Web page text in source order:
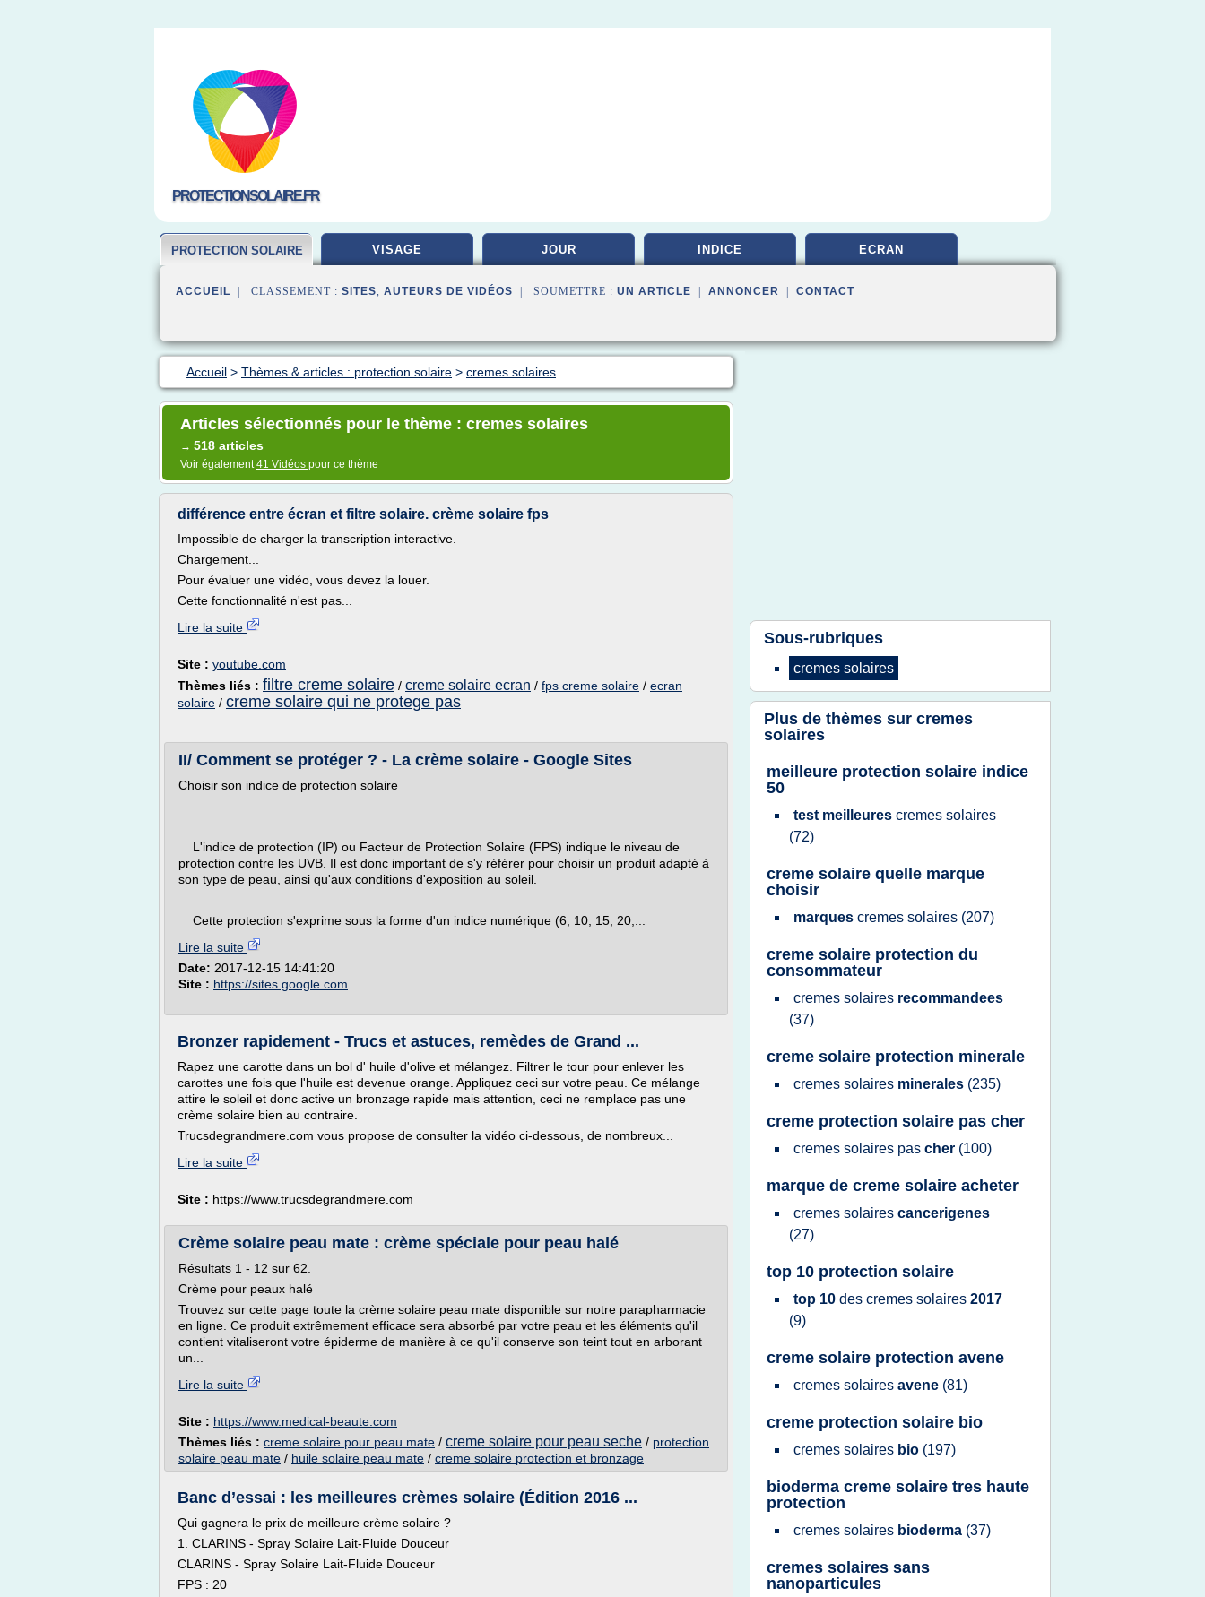
PROTECTIONSOLAIRE.FR
PROTECTION SOLAIRE VISAGE JOUR INDICE ECRAN
ACCUEIL | CLASSEMENT : SITES, AUTEURS DE VIDÉOS | SOUMETTRE : UN ARTICLE ANNONCER CONTACT
Accueil > Thèmes & articles : protection solaire > cremes solaires
Articles sélectionnés pour le thème : cremes solaires
→ 518 articles
Voir également41 Vidéos pour ce thème
différence entre écran et filtre solaire. crème solaire fps
Impossible de charger la transcription interactive.
Chargement...
Pour évaluer une vidéo, vous devez la louer.
Cette fonctionnalité n'est pas...
Lire la suite
Site : youtube.com
Thèmes liés : filtre creme solaire / creme solaire ecran / fps creme solaire / ecran
solaire / creme solaire qui ne protege pas
II/ Comment se protéger ? - La crème solaire - Google Sites
Choisir son indice de protection solaire
L'indice de protection (IP) ou Facteur de Protection Solaire (FPS) indique le niveau de
protection contre les UVB. Il est donc important de s'y référer pour choisir un produit adapté à
son type de peau, ainsi qu'aux conditions d'exposition au soleil.
Cette protection s'exprime sous la forme d'un indice numérique (6, 10, 15, 20,...
Lire la suite
Date: 2017-12-15 14:41:20
Site : https://sites.google.com
Bronzer rapidement - Trucs et astuces, remèdes de Grand ...
Rapez une carotte dans un bol d' huile d'olive et mélangez. Filtrer le tour pour enlever les
carottes une fois que l'huile est devenue orange. Appliquez ceci sur votre peau. Ce mélange
attire le soleil et donc active un bronzage rapide mais attention, ceci ne remplace pas une
crème solaire bien au contraire.
Trucsdegrandmere.com vous propose de consulter la vidéo ci-dessous, de nombreux...
Lire la suite
Site : https://www.trucsdegrandmere.com
Crème solaire peau mate : crème spéciale pour peau halé
Résultats 1 - 12 sur 62.
Crème pour peaux halé
Trouvez sur cette page toute la crème solaire peau mate disponible sur notre parapharmacie
en ligne. Ce produit extrêmement efficace sera absorbé par votre peau et les éléments qu'il
contient vitaliseront votre épiderme de manière à ce qu'il conserve son teint tout en arborant
un...
Lire la suite
Site : https://www.medical-beaute.com
Thèmes liés : creme solaire pour peau mate / creme solaire pour peau seche / protection
solaire peau mate / huile solaire peau mate / creme solaire protection et bronzage
Banc d’essai : les meilleures crèmes solaire (Édition 2016 ...
Qui gagnera le prix de meilleure crème solaire ?
1. CLARINS - Spray Solaire Lait-Fluide Douceur
CLARINS - Spray Solaire Lait-Fluide Douceur
FPS : 20
Sous-rubriques
cremes solaires
Plus de thèmes sur cremes
solaires
meilleure protection solaire indice
50
test meilleures cremes solaires
(72)
creme solaire quelle marque
choisir
marques cremes solaires (207)
creme solaire protection du
consommateur
cremes solaires recommandees
(37)
creme solaire protection minerale
cremes solaires minerales (235)
creme protection solaire pas cher
cremes solaires pas cher (100)
marque de creme solaire acheter
cremes solaires cancerigenes
(27)
top 10 protection solaire
top 10 des cremes solaires 2017
(9)
creme solaire protection avene
cremes solaires avene (81)
creme protection solaire bio
cremes solaires bio (197)
bioderma creme solaire tres haute
protection
cremes solaires bioderma (37)
cremes solaires sans
nanoparticules